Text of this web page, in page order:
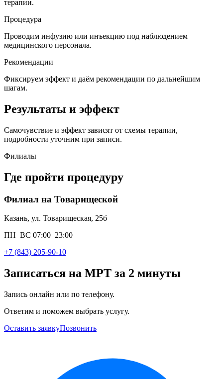
терапии.
Процедура
Проводим инфузию или инъекцию под наблюдением
медицинского персонала.
Рекомендации
Фиксируем эффект и даём рекомендации по дальнейшим
шагам.
Результаты и эффект
Самочувствие и эффект зависят от схемы терапии,
подробности уточним при записи.
Филиалы
Где пройти процедуру
Филиал на Товарищеской
Казань, ул. Товарищеская, 25б
ПН–ВС 07:00–23:00
+7 (843) 205-90-10
Записаться на МРТ за 2 минуты
Запись онлайн или по телефону.
Ответим и поможем выбрать услугу.
Оставить заявкуПозвонить